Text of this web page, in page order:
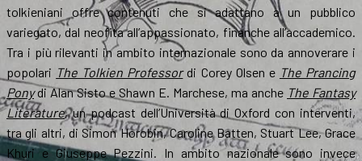
tolkieniani offre contenuti che si adattano a un pubblico
variegato, dal neofita all’appassionato, finanche all’accademico.
Tra i più rilevanti in ambito internazionale sono da annoverare i
popolari The Tolkien Professordi Corey Olsen e The Prancing
Ponydi Alan Sisto e Shawn E. Marchese, ma anche The Fantasy
Literature, un podcast dell’Università di Oxford con interventi,
tra gli altri, di Simon Horobin, Caroline Batten, Stuart Lee, Grace
Khuri e Giuseppe Pezzini. In ambito nazionale sono invece